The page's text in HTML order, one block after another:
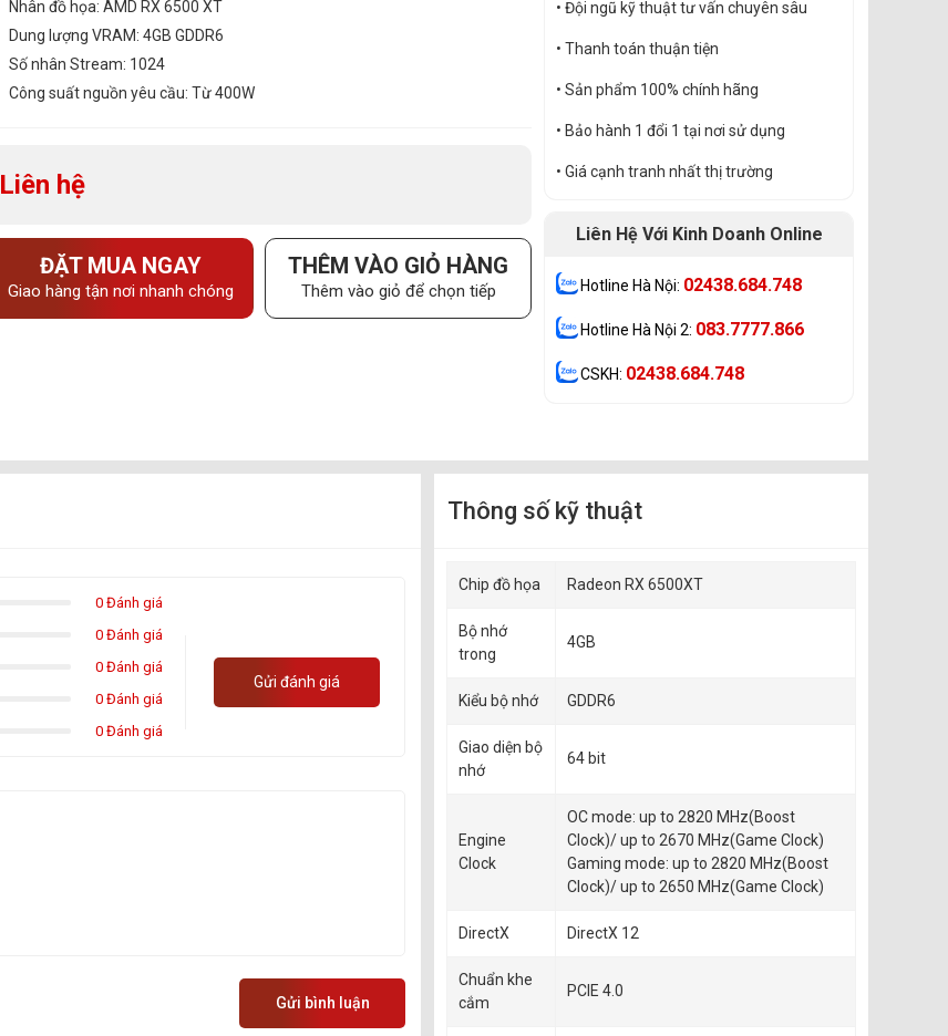
Nhân đồ họa: AMD RX 6500 XT
Dung lượng VRAM: 4GB GDDR6
Số nhân Stream: 1024
Công suất nguồn yêu cầu: Từ 400W
Liên hệ
ĐẶT MUA NGAY
Giao hàng tận nơi nhanh chóng
THÊM VÀO GIỎ HÀNG
Thêm vào giỏ để chọn tiếp
• Đội ngũ kỹ thuật tư vấn chuyên sâu
• Thanh toán thuận tiện
• Sản phẩm 100% chính hãng
• Bảo hành 1 đổi 1 tại nơi sử dụng
• Giá cạnh tranh nhất thị trường
Liên Hệ Với Kinh Doanh Online
Hotline Hà Nội: 02438.684.748
Hotline Hà Nội 2: 083.7777.866
CSKH: 02438.684.748
0 Đánh giá
0 Đánh giá
0 Đánh giá
0 Đánh giá
0 Đánh giá
Gửi đánh giá
Gửi bình luận
Thông số kỹ thuật
Chip đồ họa Radeon RX 6500XT
Bộ nhớ
trong
4GB
Kiểu bộ nhớ GDDR6
Giao diện bộ
nhớ
64 bit
Engine
Clock
OC mode: up to 2820 MHz(Boost
Clock)/ up to 2670 MHz(Game Clock)
Gaming mode: up to 2820 MHz(Boost
Clock)/ up to 2650 MHz(Game Clock)
DirectX DirectX 12
Chuẩn khe
cắm
PCIE 4.0